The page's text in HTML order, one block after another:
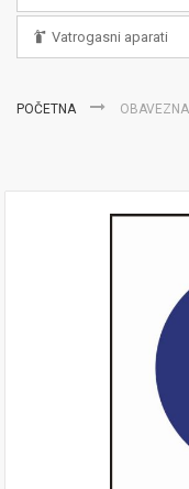
Vatrogasni aparati
POČETNA